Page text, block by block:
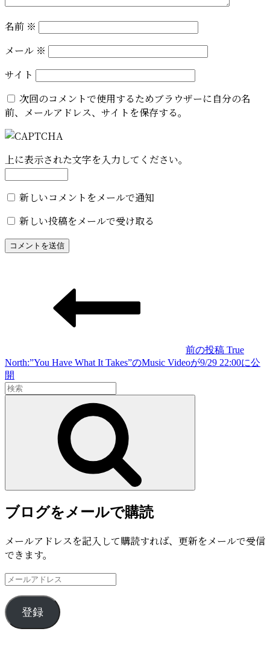
名前 ※
メール ※
サイト
次回のコメントで使用するためブラウザーに自分の名
前、メールアドレス、サイトを保存する。
上に表示された文字を入力してください。
新しいコメントをメールで通知
新しい投稿をメールで受け取る
ー
シ
前の投稿 True
North:”You Have What It Takes”のMusic Videoが9/29 22:00に公
開
の
検
索:
ブログをメールで購読
メールアドレスを記入して購読すれば、更新をメールで受信
できます。
メ
ル
ア
登録